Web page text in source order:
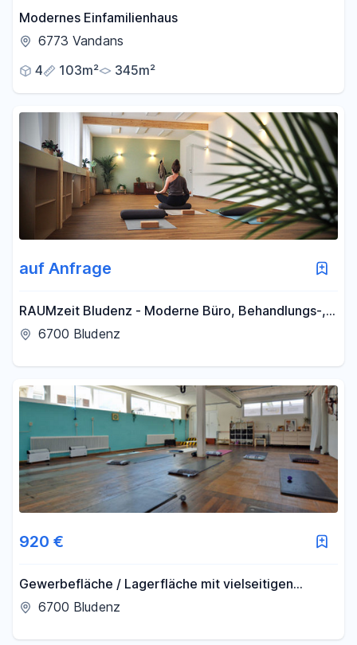
Modernes Einfamilienhaus
6773 Vandans
4
103m² 345m²
auf Anfrage
RAUMzeit Bludenz - Moderne Büro, Behandlungs-,
Trainings- und Kursräume zentral in Bludenz
6700 Bludenz
920 €
Gewerbefläche / Lagerfläche mit vielseitigen
Nutzungsmöglichkeiten – 92 m² in Bludenz
6700 Bludenz